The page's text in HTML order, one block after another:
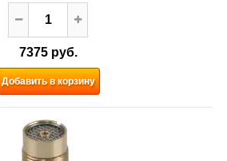
7375 руб.
Добавить в корзину